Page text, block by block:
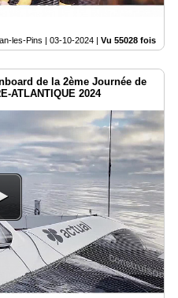
les-Pins | 03-10-2024 Vu 55028 fois
de la 2ème Journée de
ATLANTIQUE 2024